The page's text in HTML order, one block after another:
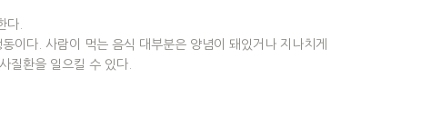
다.
이다. 사람이 먹는 음식 대부분은 양념이 돼있거나 지나치게
질환을 일으킬 수 있다.